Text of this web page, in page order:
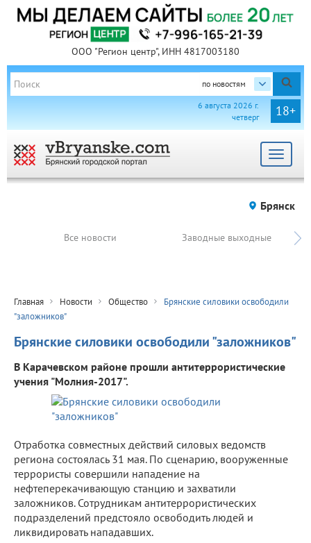
ООО "Регион центр", ИНН 4817003180
по новостям
18+
6 августа 2026 г.
четверг
Toggle
Брянск
Все новости Заводные выходные
Главная Новости Общество
Брянские силовики освободили
"заложников"
Брянские силовики освободили "заложников"
В Карачевском районе прошли антитеррористические
учения "Молния-2017".
Отработка совместных действий силовых ведомств
региона состоялась 31 мая. По сценарию, вооруженные
террористы совершили нападение на
нефтеперекачивающую станцию и захватили
заложников. Сотрудникам антитеррористических
подразделений предстояло освободить людей и
ликвидировать нападавших.